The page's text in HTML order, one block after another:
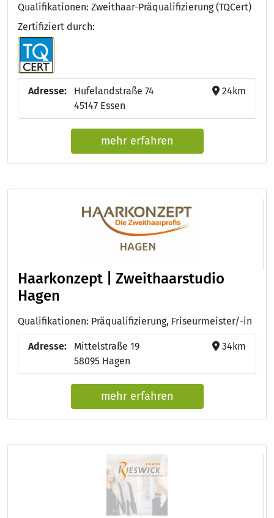
Qualifikationen: Zweithaar-Präqualifizierung (TQCert)
Zertifiziert durch:
Adresse:
Hufelandstraße 74
45147 Essen
24km
mehr erfahren
Haarkonzept | Zweithaarstudio
Hagen
Qualifikationen: Präqualifizierung, Friseurmeister/-in
Adresse:
Mittelstraße 19
58095 Hagen
34km
mehr erfahren